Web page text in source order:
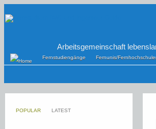
Arbeitsgemeinschaft
Fernstudiengänge Fernunis/
POPULAR LATEST